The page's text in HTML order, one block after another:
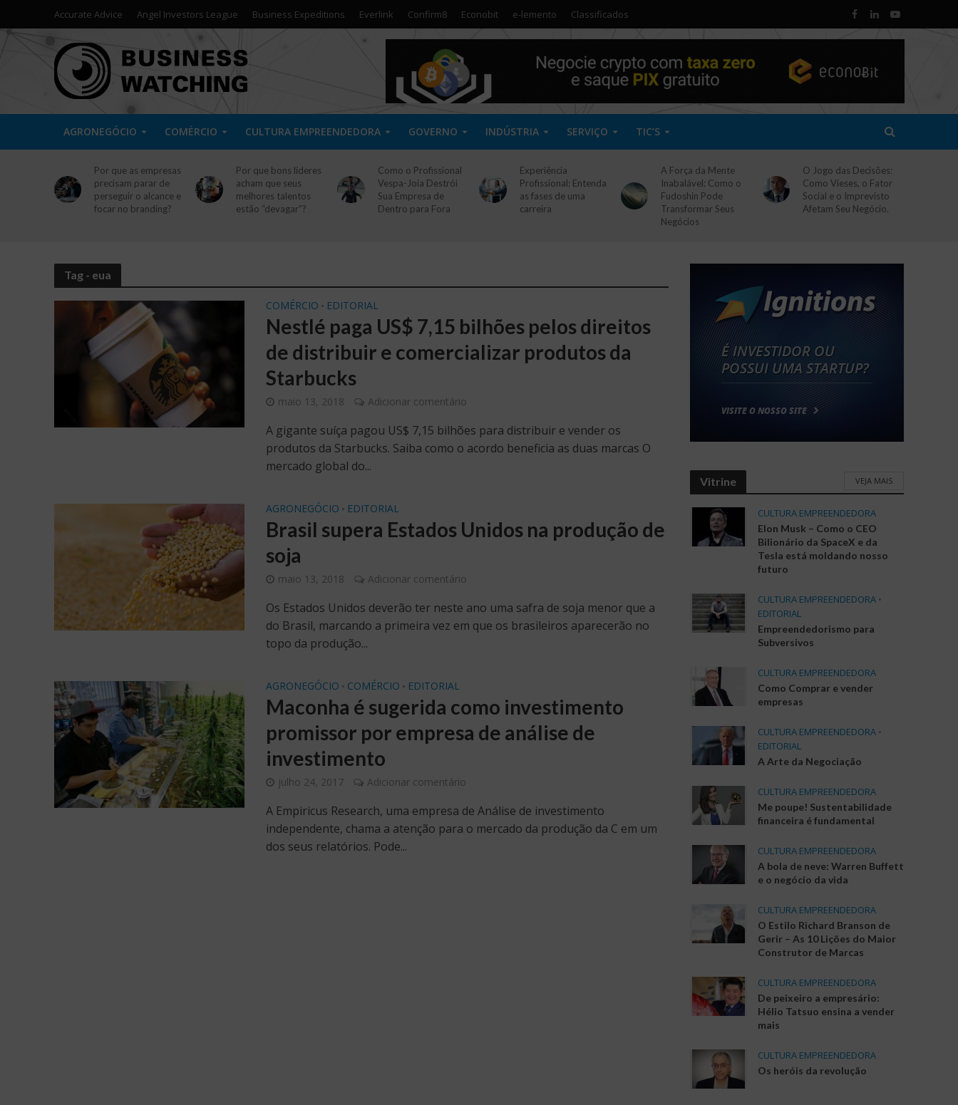
Accurate Advice Angel Investors League Business Expeditions Everlink Confirm8 Econobit e-lemento Classificados
AGRONEGÓCIO COMÉRCIO CULTURA EMPREENDEDORA GOVERNO INDÚSTRIA SERVIÇO TIC’S
Por que as empresas
precisam parar de
perseguir o alcance e
focar no branding?
Por que bons líderes
acham que seus
melhores talentos
estão “devagar”?
Como o Profissional
Vespa-Joia Destrói
Sua Empresa de
Dentro para Fora
Experiência
Profissional: Entenda
as fases de uma
carreira
A Força da Mente
Inabalável: Como o
Fudoshin Pode
Transformar Seus
Negócios
O Jogo das Decisões:
Como Vieses, o Fator
Social e o Imprevisto
Afetam Seu Negócio.
Tag - eua
COMÉRCIO • EDITORIAL
Nestlé paga US$ 7,15 bilhões pelos direitos
de distribuir e comercializar produtos da
Starbucks
maio 13, 2018 Adicionar comentário
A gigante suíça pagou US$ 7,15 bilhões para distribuir e vender os
produtos da Starbucks. Saiba como o acordo beneficia as duas marcas O
mercado global do...
AGRONEGÓCIO • EDITORIAL
Brasil supera Estados Unidos na produção de
soja
maio 13, 2018 Adicionar comentário
Os Estados Unidos deverão ter neste ano uma safra de soja menor que a
do Brasil, marcando a primeira vez em que os brasileiros aparecerão no
topo da produção...
AGRONEGÓCIO • COMÉRCIO • EDITORIAL
Maconha é sugerida como investimento
promissor por empresa de análise de
investimento
julho 24, 2017 Adicionar comentário
A Empiricus Research, uma empresa de Análise de investimento
independente, chama a atenção para o mercado da produção da C em um
dos seus relatórios. Pode...
Vitrine VEJA MAIS
CULTURA EMPREENDEDORA
Elon Musk – Como o CEO
Bilionário da SpaceX e da
Tesla está moldando nosso
futuro
CULTURA EMPREENDEDORA •
EDITORIAL
Empreendedorismo para
Subversivos
CULTURA EMPREENDEDORA
Como Comprar e vender
empresas
CULTURA EMPREENDEDORA •
EDITORIAL
A Arte da Negociação
CULTURA EMPREENDEDORA
Me poupe! Sustentabilidade
financeira é fundamental
CULTURA EMPREENDEDORA
A bola de neve: Warren Buffett
e o negócio da vida
CULTURA EMPREENDEDORA
O Estilo Richard Branson de
Gerir – As 10 Lições do Maior
Construtor de Marcas
CULTURA EMPREENDEDORA
De peixeiro a empresário:
Hélio Tatsuo ensina a vender
mais
CULTURA EMPREENDEDORA
Os heróis da revolução